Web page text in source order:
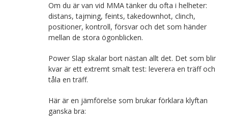
Om du är van vid MMA tänker du ofta i helheter:
distans, tajming, feints, takedownhot, clinch,
positioner, kontroll, försvar och det som händer
mellan de stora ögonblicken.
Power Slap skalar bort nästan allt det. Det som blir
kvar är ett extremt smalt test: leverera en träff och
tåla en träff.
Här är en jämförelse som brukar förklara klyftan
ganska bra: